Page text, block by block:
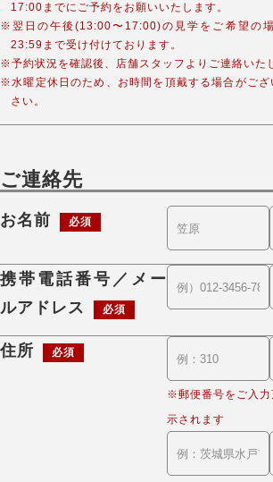
17:00までにご予約をお願いいたします。
※翌日の午後(13:00〜17:00)の見学をご希望の
23:59まで受け付けております。
※予約状況を確認後、店舗スタッフよりご連絡いた
※水曜定休日のため、お時間を頂戴する場合がご
さい。
ご連絡先
お名前 必須
携帯電話番号／メー
ルアドレス
必須
住所 必須
※郵便番号をご入力
示されます